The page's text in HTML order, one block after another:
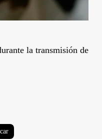
la transmisión de